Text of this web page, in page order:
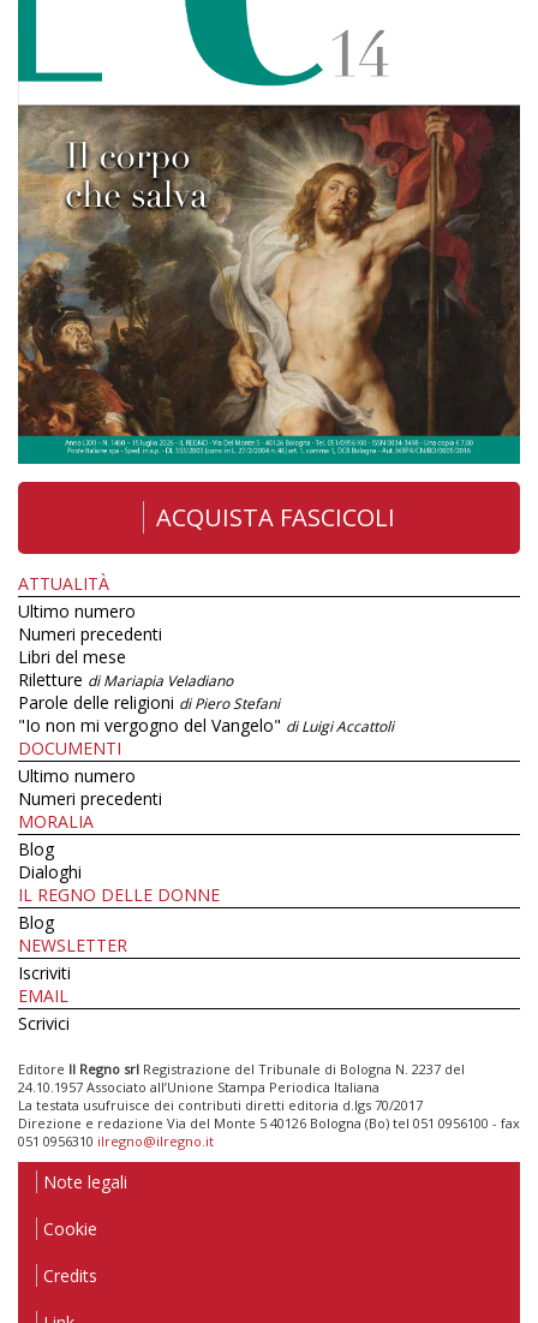
ACQUISTA FASCICOLI
ATTUALITÀ
Ultimo numero
Numeri precedenti
Libri del mese
Riletture di Mariapia Veladiano
Parole delle religioni di Piero Stefani
"Io non mi vergogno del Vangelo" di Luigi Accattoli
DOCUMENTI
Ultimo numero
Numeri precedenti
MORALIA
Blog
Dialoghi
IL REGNO DELLE DONNE
Blog
NEWSLETTER
Iscriviti
EMAIL
Scrivici
Editore Il Regno srl Registrazione del Tribunale di Bologna N. 2237 del
24.10.1957 Associato all’Unione Stampa Periodica Italiana
La testata usufruisce dei contributi diretti editoria d.lgs 70/2017
Direzione e redazione Via del Monte 5 40126 Bologna (Bo) tel 051 0956100 - fax
051 0956310 ilregno@ilregno.it
Note legali
Cookie
Credits